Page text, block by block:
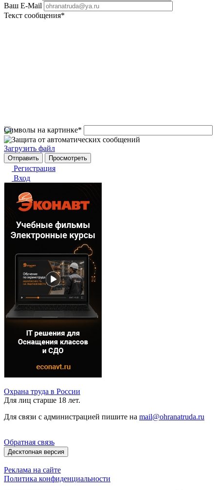
Ваш E-Mail
Текст сообщения*
Символы на картинке*
Загрузить файл
Регистрация
Вход
Охрана труда в России
Для лиц старше 18 лет.
Для связи с администрацией пишите на mail@ohranatruda.ru
Обратная связь
Десктопная версия
Реклама на сайте
Политика конфиденциальности